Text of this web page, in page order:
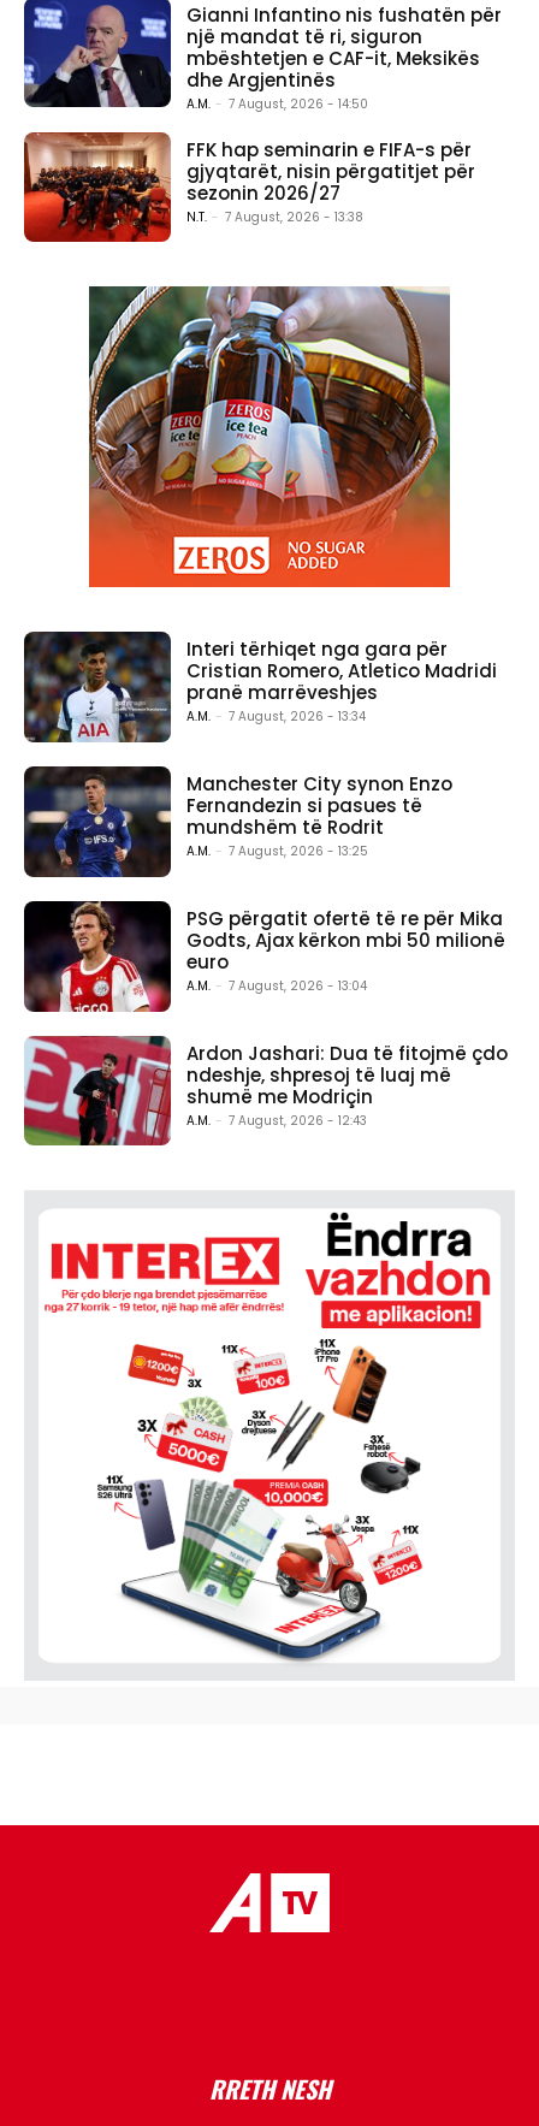
Gianni Infantino nis fushatën për
një mandat të ri, siguron
mbështetjen e CAF-it, Meksikës
dhe Argjentinës
A.M. - 7 August, 2026 - 14:50
FFK hap seminarin e FIFA-s për
gjyqtarët, nisin përgatitjet për
sezonin 2026/27
N.T. - 7 August, 2026 - 13:38
Interi tërhiqet nga gara për
Cristian Romero, Atletico Madridi
pranë marrëveshjes
A.M. - 7 August, 2026 - 13:34
Manchester City synon Enzo
Fernandezin si pasues të
mundshëm të Rodrit
A.M. - 7 August, 2026 - 13:25
PSG përgatit ofertë të re për Mika
Godts, Ajax kërkon mbi 50 milionë
euro
A.M. - 7 August, 2026 - 13:04
Ardon Jashari: Dua të fitojmë çdo
ndeshje, shpresoj të luaj më
shumë me Modriçin
A.M. - 7 August, 2026 - 12:43
RRETH NESH